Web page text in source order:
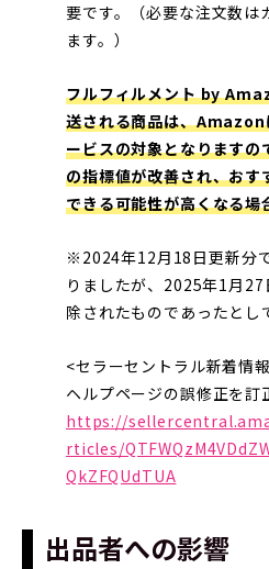
要です。（必要な注文数は
ます。）
フルフィルメント by
送される商品は、Amazon
ービスの対象となります
の指標値が改善され、お
できる可能性が高くなる場
※2024年12月18日更新分
りましたが、2025年1月
除されたものであったとし
<セラーセントラル新着情
ヘルプページの誤修正を訂
https://
rticles/
QkZFQUdTUA
出品者への影響